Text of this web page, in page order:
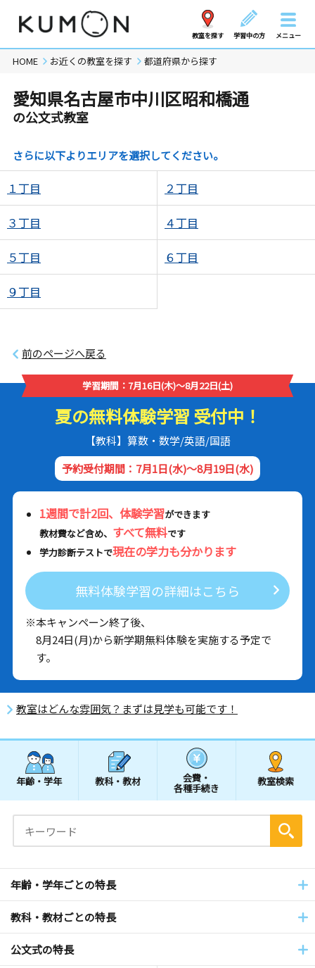
教室を探す 学習中の方 メニュー
HOME お近くの教室を探す 都道府県から探す
愛知県名古屋市中川区昭和橋通
の公文式教室
さらに以下よりエリアを選択してください。
１丁目 ２丁目
３丁目 ４丁目
５丁目 ６丁目
９丁目
前のページへ戻る
学習期間：7月16日(木)～8月22日(土)
夏の無料体験学習 受付中！
【教科】算数・数学/英語/国語
予約受付期間：7月1日(水)～8月19日(水)
1週間で計2回、体験学習ができます
教材費など含め、 すべて無料です
学力診断テストで現在の学力も分かります
無料体験学習の詳細はこちら
※本キャンペーン終了後、
8月24日(月)から新学期無料体験を実施する予定で
す。
教室はどんな雰囲気？まずは見学も可能です！
年齢・学年 教科・教材 会費・
各種手続き
教室検索
年齢・学年ごとの特長
教科・教材ごとの特長
公文式の特長